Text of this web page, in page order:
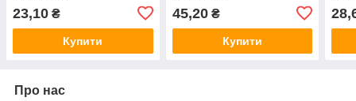
23,10 ₴
Купити
45,20₴
Купити
Про нас